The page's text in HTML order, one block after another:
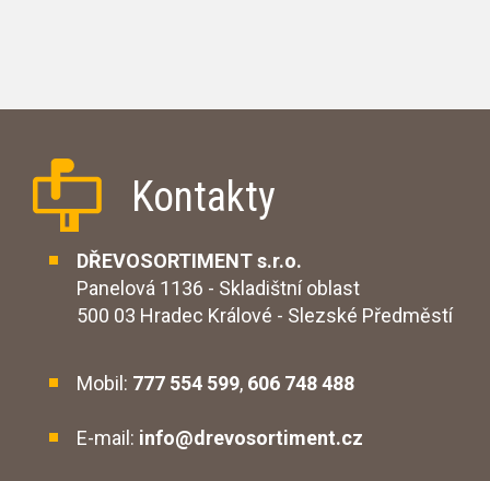
Kontakty
DŘEVOSORTIMENT s.r.o.
Panelová 1136 - Skladištní oblast
500 03 Hradec Králové - Slezské Předměstí
Mobil: 777 554 599, 606 748 488
E-mail: info@drevosortiment.cz